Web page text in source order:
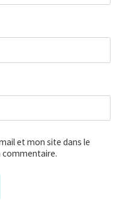
et mon site dans le
commentaire.